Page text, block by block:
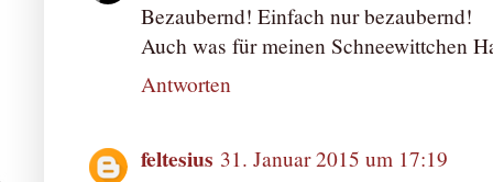
Bezaubernd! Einfach nur bezaubernd!
Auch was für meinen Schneewittchen
Antworten
feltesius 31. Januar 2015 um 17:19